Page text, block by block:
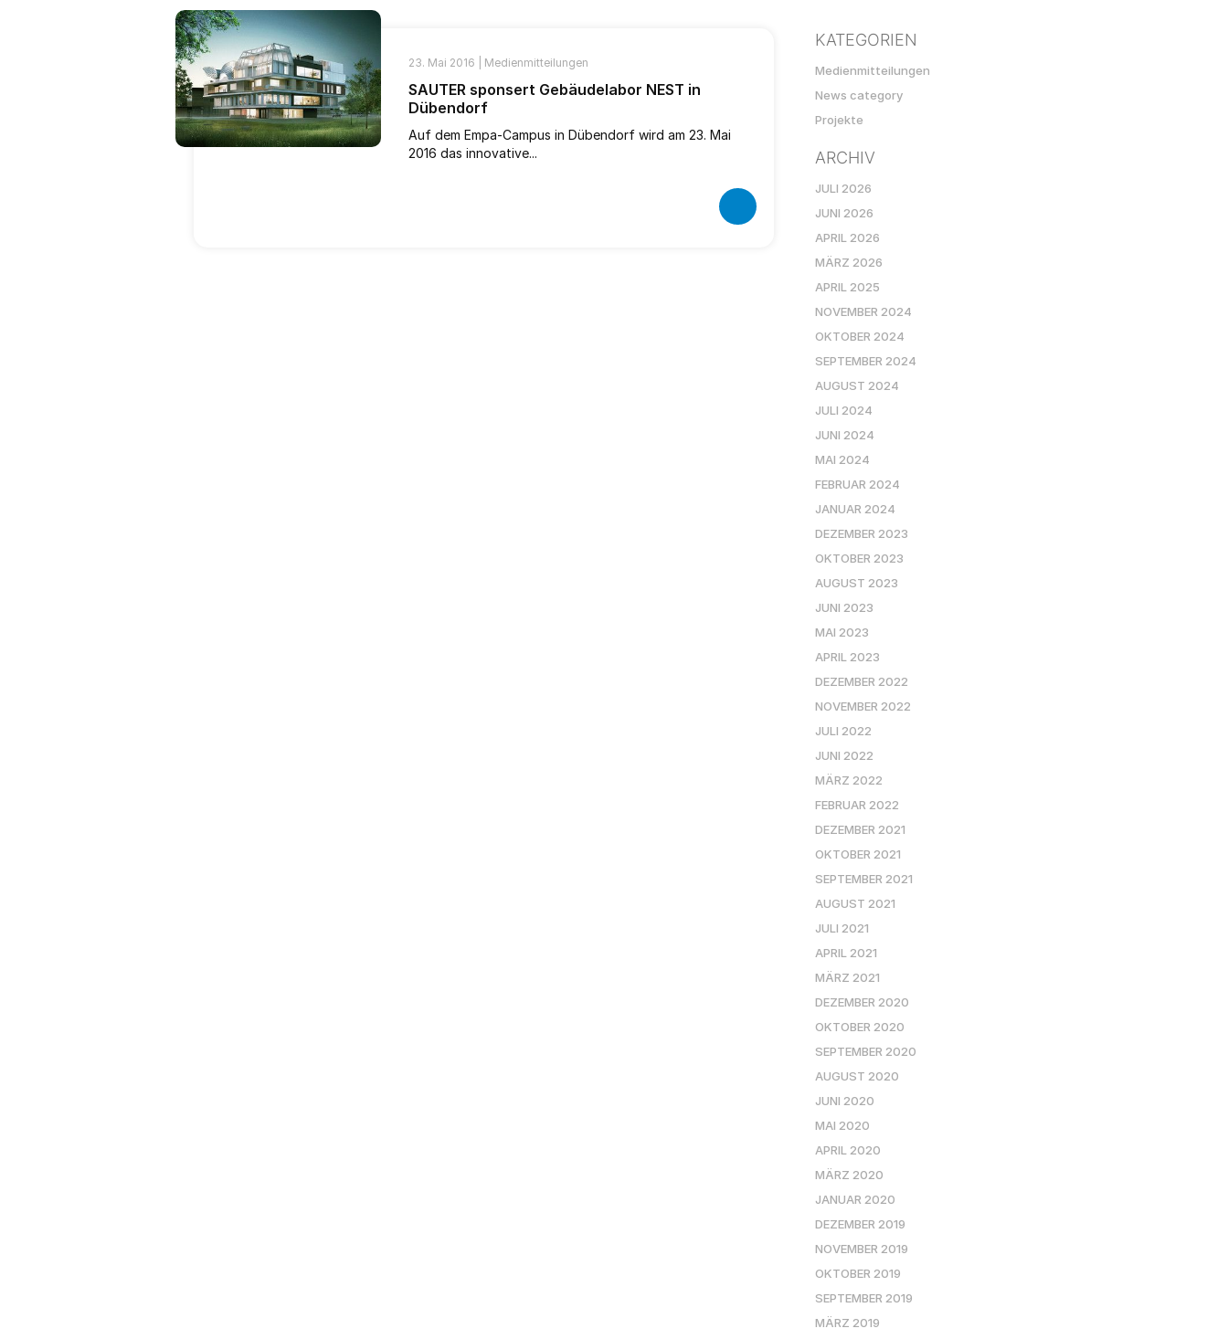
23. Mai 2016 | Medienmitteilungen
SAUTER sponsert Gebäudelabor NEST in
Dübendorf
Auf dem Empa-Campus in Dübendorf wird am 23. Mai
2016 das innovative...
KATEGORIEN
Medienmitteilungen
News category
Projekte
ARCHIV
JULI 2026
JUNI 2026
APRIL 2026
MÄRZ 2026
APRIL 2025
NOVEMBER 2024
OKTOBER 2024
SEPTEMBER 2024
AUGUST 2024
JULI 2024
JUNI 2024
MAI 2024
FEBRUAR 2024
JANUAR 2024
DEZEMBER 2023
OKTOBER 2023
AUGUST 2023
JUNI 2023
MAI 2023
APRIL 2023
DEZEMBER 2022
NOVEMBER 2022
JULI 2022
JUNI 2022
MÄRZ 2022
FEBRUAR 2022
DEZEMBER 2021
OKTOBER 2021
SEPTEMBER 2021
AUGUST 2021
JULI 2021
APRIL 2021
MÄRZ 2021
DEZEMBER 2020
OKTOBER 2020
SEPTEMBER 2020
AUGUST 2020
JUNI 2020
MAI 2020
APRIL 2020
MÄRZ 2020
JANUAR 2020
DEZEMBER 2019
NOVEMBER 2019
OKTOBER 2019
SEPTEMBER 2019
MÄRZ 2019